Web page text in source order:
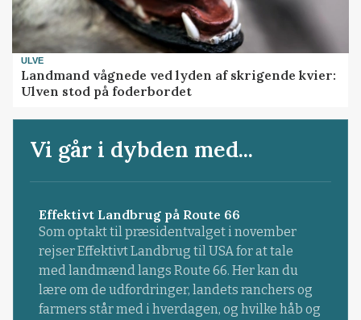
ULVE
Landmand vågnede ved lyden af skrigende kvier:
Ulven stod på foderbordet
Vi går i dybden med...
Effektivt Landbrug på Route 66
Som optakt til præsidentvalget i november
rejser Effektivt Landbrug til USA for at tale
med landmænd langs Route 66. Her kan du
lære om de udfordringer, landets ranchers og
farmers står med i hverdagen, og hvilke håb og